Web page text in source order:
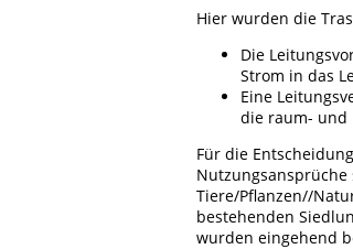
Hier wurden die
Die
Strom in das
Eine
die raum- und
Für die
Tiere/Pflanzen//
bestehenden
wurden eingehend